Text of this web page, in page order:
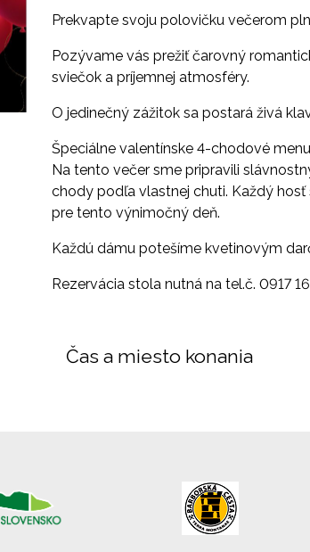
Prekvapte svoju polovičku večerom
Pozývame vás prežiť čarovný
sviečok a príjemnej atmosféry.
O jedinečný zážitok sa postará živá
Špeciálne valentínske 4-chodové menu
Na tento večer sme pripravili
chody podľa vlastnej chuti. Každý
pre tento výnimočný deň.
Každú dámu potešíme kvetinovým
Rezervácia stola nutná na tel.č. 0917
Čas a miesto konania